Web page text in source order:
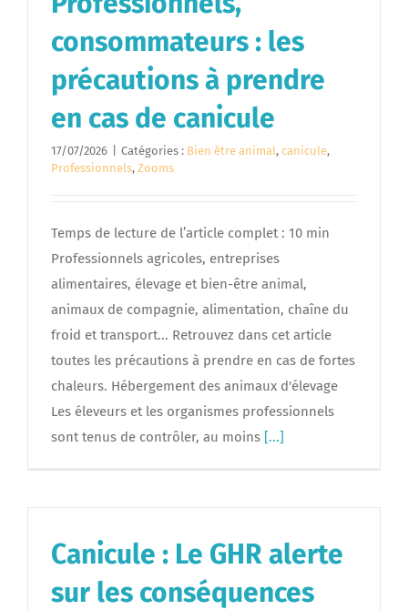
consommateurs : les
précautions à prendre
en cas de canicule
17/07/2026 Catégories : Bien être animal, canicule,
Professionnels, Zooms
Temps de lecture de l’article complet : 10 min
Professionnels agricoles, entreprises
alimentaires, élevage et bien-être animal,
animaux de compagnie, alimentation, chaîne du
froid et transport... Retrouvez dans cet article
toutes les précautions à prendre en cas de fortes
chaleurs. Hébergement des animaux d'élevage
Les éleveurs et les organismes professionnels
sont tenus de contrôler, au moins [...]
Canicule : Le GHR alerte
sur les conséquences